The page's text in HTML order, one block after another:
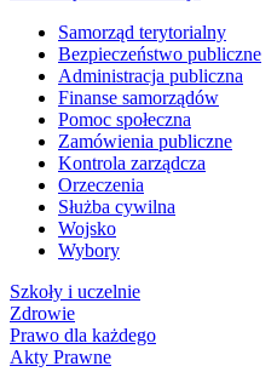
Samorząd terytorialny
Bezpieczeństwo publiczne
Administracja publiczna
Finanse samorządów
Pomoc społeczna
Zamówienia publiczne
Kontrola zarządcza
Orzeczenia
Służba cywilna
Wojsko
Wybory
Szkoły i uczelnie
Zdrowie
Prawo dla każdego
Akty Prawne